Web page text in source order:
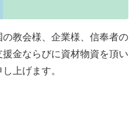
教会様、企業様、信奉者の
金ならびに資材物資を頂い
上げます。